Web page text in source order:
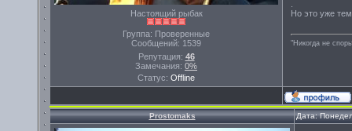
Настоящий рыбак
Группа: Проверенные
Сообщений: 1539
Репутация: 46
Замечания: 0%
Статус: Offline
Но это уже
"Никогда не
Prostomaks Дата: